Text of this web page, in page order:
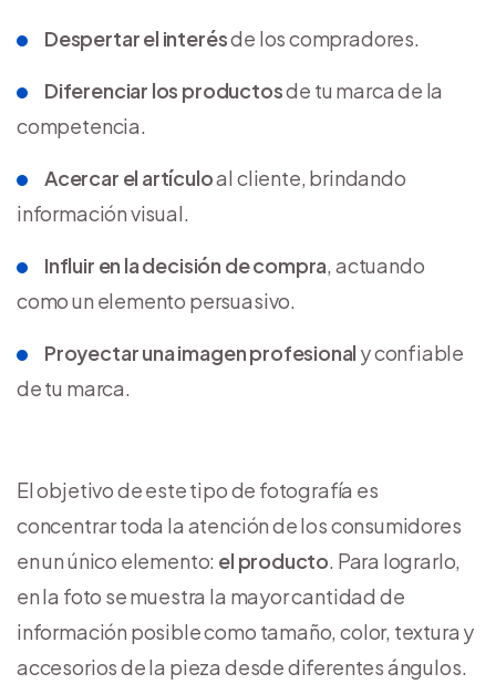
Despertar el interésde los compradores.
Diferenciar los productosde tu marca de la
competencia.
Acercar el artículoal cliente, brindando
información visual.
Influir en la decisión de compra, actuando
como un elemento persuasivo.
Proyectar una imagen profesional y confiable
de tu marca.
El objetivo de este tipo de fotografía es
concentrar toda la atención de los consumidores
en un único elemento: el producto. Para lograrlo,
en la foto se muestra la mayor cantidad de
información posible como tamaño, color, textura y
accesorios de la pieza desde diferentes ángulos.